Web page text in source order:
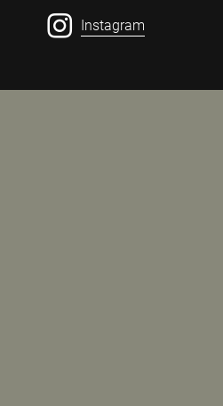
Instagram